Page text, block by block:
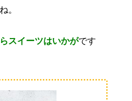
。
スイーツはいかがです